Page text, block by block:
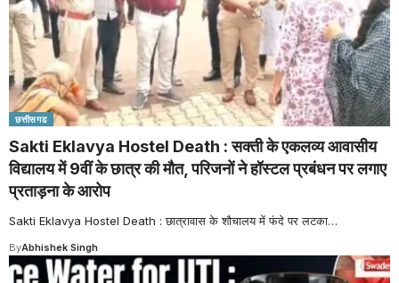
छत्तीसगढ
Sakti Eklavya Hostel Death : सक्ती के एकलव्य आवासीय
विद्यालय में 9वीं के छात्र की मौत, परिजनों ने हॉस्टल प्रबंधन पर लगाए
प्रताड़ना के आरोप
Sakti Eklavya Hostel Death : छात्रावास के शौचालय में फंदे पर लटका…
ByAbhishek Singh